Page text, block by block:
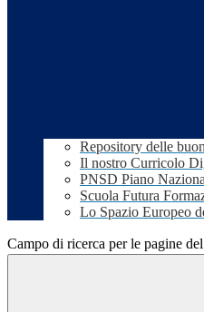
Repository delle
Il nostro Curricolo
PNSD Piano
Scuola Futura
Lo Spazio Europeo
Campo di ricerca per le pagine